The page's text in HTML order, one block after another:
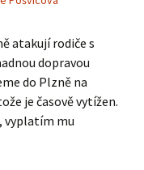
atakují rodiče s
dopravou
do Plzně na
je časově vytížen.
vyplatím mu